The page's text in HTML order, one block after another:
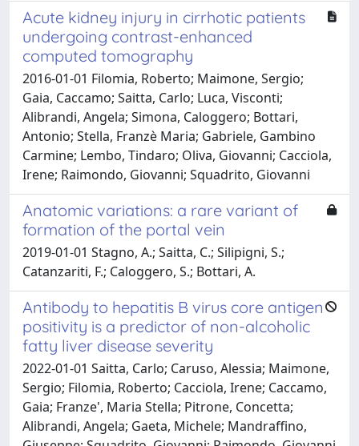
Acute kidney injury in cirrhotic patients
undergoing contrast-enhanced
computed tomography
2016-01-01 Filomia, Roberto; Maimone, Sergio;
Gaia, Caccamo; Saitta, Carlo; Luca, Visconti;
Alibrandi, Angela; Simona, Caloggero; Bottari,
Antonio; Stella, Franzè Maria; Gabriele, Gambino
Carmine; Lembo, Tindaro; Oliva, Giovanni; Cacciola,
Irene; Raimondo, Giovanni; Squadrito, Giovanni
Anatomic variations: a rare variant of
formation of the portal vein
2019-01-01 Stagno, A.; Saitta, C.; Silipigni, S.;
Catanzariti, F.; Caloggero, S.; Bottari, A.
Antibody to hepatitis B virus core antigen
positivity is a predictor of non-alcoholic
fatty liver disease severity
2022-01-01 Saitta, Carlo; Caruso, Alessia; Maimone,
Sergio; Filomia, Roberto; Cacciola, Irene; Caccamo,
Gaia; Franze', Maria Stella; Pitrone, Concetta;
Alibrandi, Angela; Gaeta, Michele; Mandraffino,